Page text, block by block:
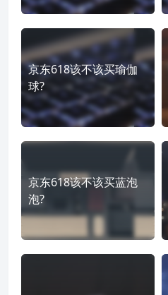
京东618该不该买瑜伽
球?
京东618该不该买蓝泡
泡?